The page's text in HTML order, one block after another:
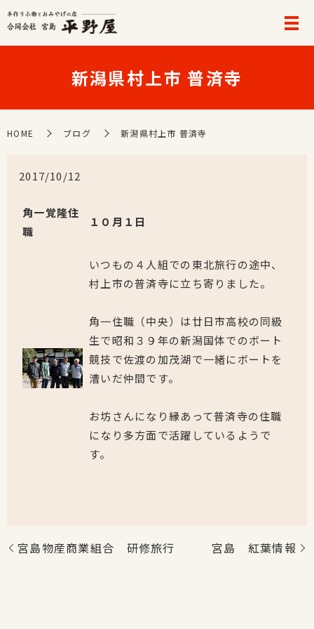
新潟県村上市 普済寺
HOME ブログ 新潟県村上市 普済寺
2017/10/12
角一覚隆住
職
１０月１日
いつもの４人組での東北旅行の途中、
村上市の普済寺に立ち寄りました。
角一住職（中央）は廿日市高校の同級
生で昭和３９年の新潟国体でのボート
競技で佐渡の加茂湖で一緒にボートを
漕いだ仲間です。
お坊さんになり縁あって普済寺の住職
になり多方面で活躍しているようで
す。
宮島物産商業組合 研修旅行 宮島 紅葉情報